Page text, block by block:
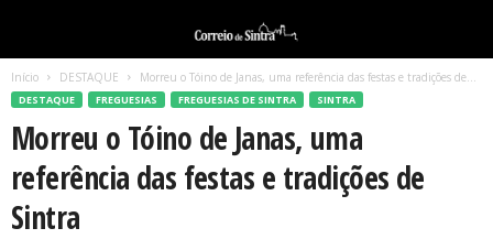
Início DESTAQUE Morreu o Tóino de Janas, uma referência das festas e tradições de...
DESTAQUE FREGUESIAS FREGUESIAS DE SINTRA SINTRA
Morreu o Tóino de Janas, uma
referência das festas e tradições de
Sintra